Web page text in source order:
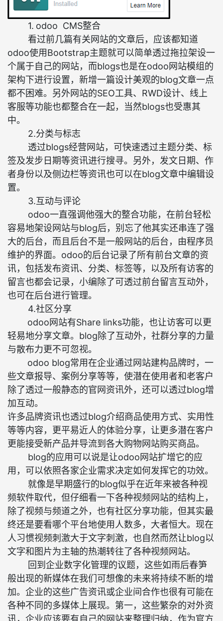
1. odoo CMS整合
看过前几篇有关网站的文章后，应该都知道
odoo使用Bootstrap主题就可以简单透过拖拉架设一
个属于自己的网站，而blogs也是在odoo网站模组的
架构下进行设置，新增一篇设计美观的blog文章一点
都不困难。另外网站的SEO工具、RWD设计、线上
客服等功能也都整合在一起，当然blogs也受惠其
中。
2.分类与标志
透过blogs经营网站，可快速透过主题分类、标
签及发步日期等资讯进行搜寻。另外，发文日期、作
者身份以及侧边栏等资讯也可以在blog文章中编辑设
置。
3.互动与评论
odoo一直强调他强大的整合功能，在前台轻松
容易地架设网站与blog后，别忘了他其实还串连了强
大的后台，而且后台不是一般网站的后台，由程序员
维护的界面。odoo的后台记录了所有前台文章的资
讯，包括发布资讯、分类、标签等，以及所有访客的
留言也都会记录，小编除了可透过前台留言互动外，
也可在后台进行管理。
4.社区分享
odoo网站有Share links功能，也让访客可以更
轻易地分享文章。blog除了互动外，社群分享的力量
与散布力更不可忽视。
odoo blog常用在企业通过网站建构品牌时，一
些文章报导、案例分享等等，使潜在使用者和老客户
除了透过一般静态的官网资讯外，还可以透过blog增
加互动。
许多品牌资讯也透过blog介绍商品使用方式、实用性
等等内容，更平易近人的体验分享，让更多潜在客户
更能接受新产品并导流到各大购物网站购买商品。
blog的应用可以说是让odoo网站扩增它的应
用，可以依照各家企业需求决定如何发挥它的功效。
就像是早期盛行的blog似乎在近年来被各种视
频软件取代，但仔细看一下各种视频网站的结构上，
除了视频与频道之外，也有社区分享功能，但其实最
终还是要看哪个平台地使用人数多，大者恒大。现在
人习惯视频刺激大于文字刺激，也自然而然让blog以
文字和图片为主轴的热潮转往了各种视频网站。
回到企业数字化管理的议题，这些如雨后春笋
般出现的新媒体在我们可想像的未来将持续不断的增
加。企业的这些广告资讯或企业间合作也很有可能在
各种不同的多媒体上展现。第一，这些繁杂的对外资
讯，企业应该要有自己的网站来整理归纳，作为官方